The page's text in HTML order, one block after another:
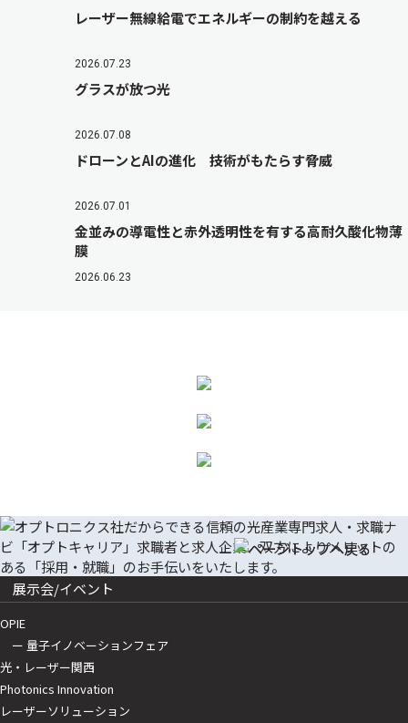
レーザー無線給電でエネルギーの制約を越える
2026.07.23
グラスが放つ光
2026.07.08
ドローンとAIの進化 技術がもたらす脅威
2026.07.01
金並みの導電性と赤外透明性を有する高耐久酸化物薄
膜
2026.06.23
展示会/イベント
OPIE
ー 量子イノベーションフェア
光・レーザー関西
Photonics Innovation
レーザーソリューション